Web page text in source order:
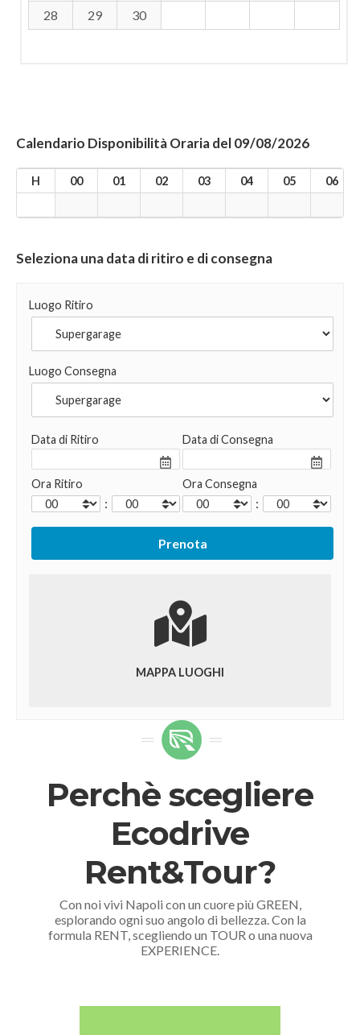
28
29 30
Calendario Disponibilità Oraria del 09/08/2026
H 00 01 02 03 04 05 06
Seleziona una data di ritiro e di consegna
Luogo Ritiro
Luogo Consegna
Data di Ritiro
Ora Ritiro
:
Data di Consegna
Ora Consegna
:
MAPPA LUOGHI
Perchè scegliere
Ecodrive
Rent&Tour?
Con noi vivi Napoli con un cuore più GREEN,
esplorando ogni suo angolo di bellezza. Con la
formula RENT, scegliendo un TOUR o una nuova
EXPERIENCE.